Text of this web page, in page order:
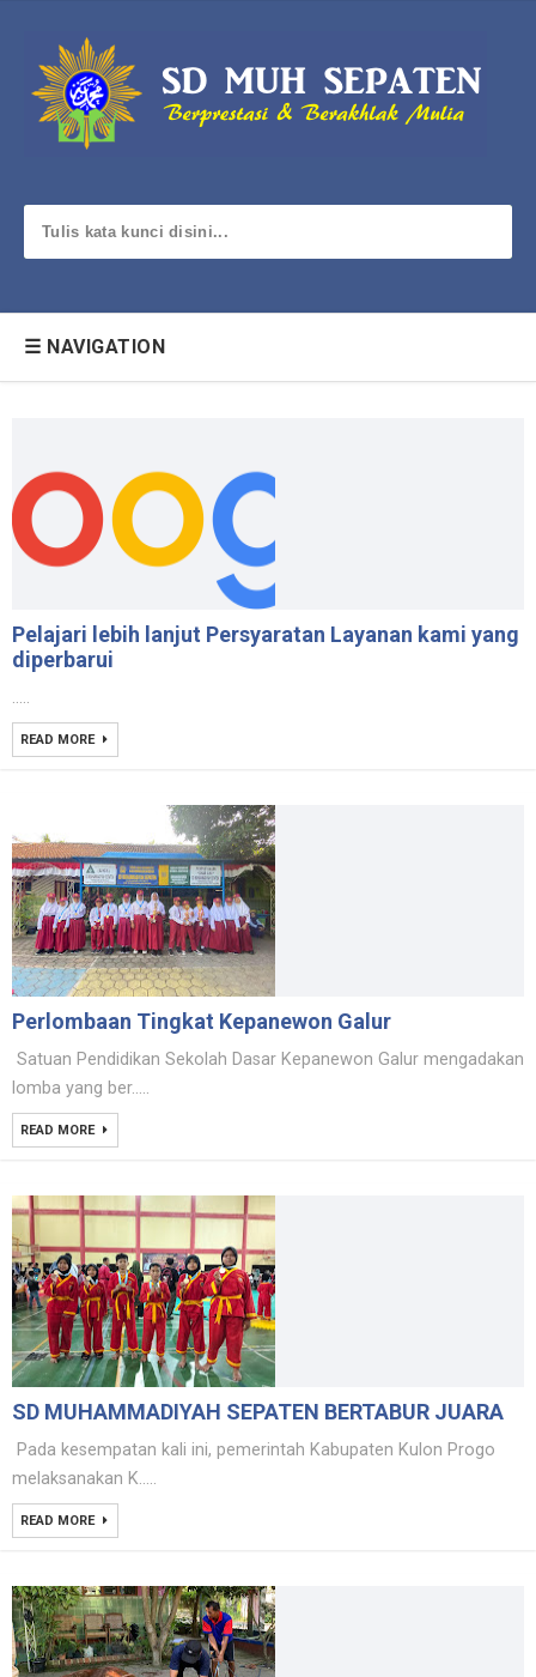
☰ NAVIGATION
Pelajari lebih lanjut Persyaratan Layanan kami yang
diperbarui
.....
READ MORE
Perlombaan Tingkat Kepanewon Galur
Satuan Pendidikan Sekolah Dasar Kepanewon Galur mengadakan
lomba yang ber.....
READ MORE
SD MUHAMMADIYAH SEPATEN BERTABUR JUARA
Pada kesempatan kali ini, pemerintah Kabupaten Kulon Progo
melaksanakan K.....
READ MORE